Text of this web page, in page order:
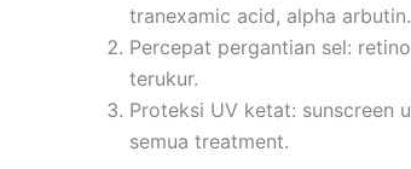
tranexamic acid, alpha arbutin.
Percepat pergantian sel:
terukur.
Proteksi UV ketat: sunscreen
semua treatment.